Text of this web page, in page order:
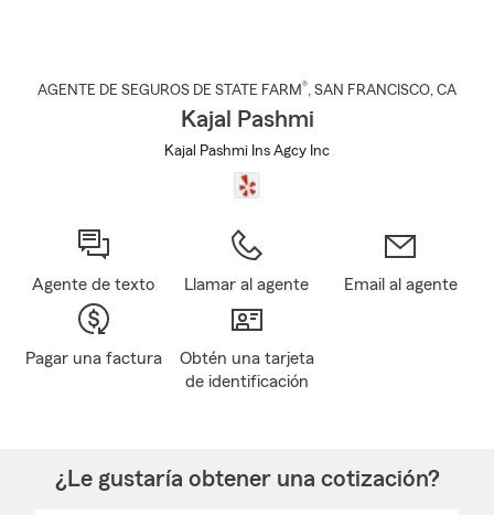
AGENTE DE SEGUROS DE STATE FARM®, SAN FRANCISCO, CA
Kajal Pashmi
Kajal Pashmi Ins Agcy Inc
Agente de texto Llamar al agente Email al agente
Pagar una factura
Obtén una tarjeta
de identificación
¿Le gustaría obtener una cotización?